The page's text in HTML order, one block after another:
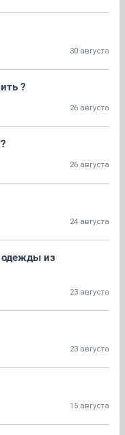
30 августа
?
26 августа
26 августа
24 августа
одежды из
23 августа
23 августа
15 августа